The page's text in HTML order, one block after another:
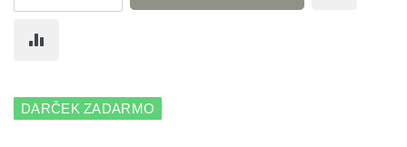
DARČEK ZADARMO